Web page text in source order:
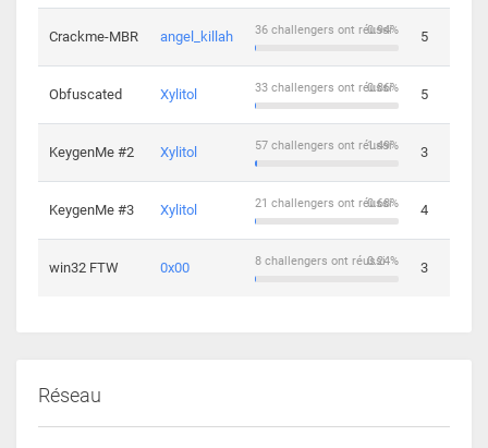
Crackme-MBR angel_killah 0.94%
36 challengers ont réussi 5
Obfuscated Xylitol 0.86%
33 challengers ont réussi 5
KeygenMe #2 Xylitol 1.49%
57 challengers ont réussi 3
KeygenMe #3 Xylitol 0.68%
21 challengers ont réussi 4
win32 FTW 0x00 0.24%
8 challengers ont réussi 3
Réseau